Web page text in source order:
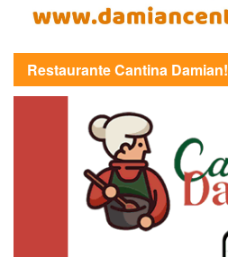
Restaurante Cantina Damian!